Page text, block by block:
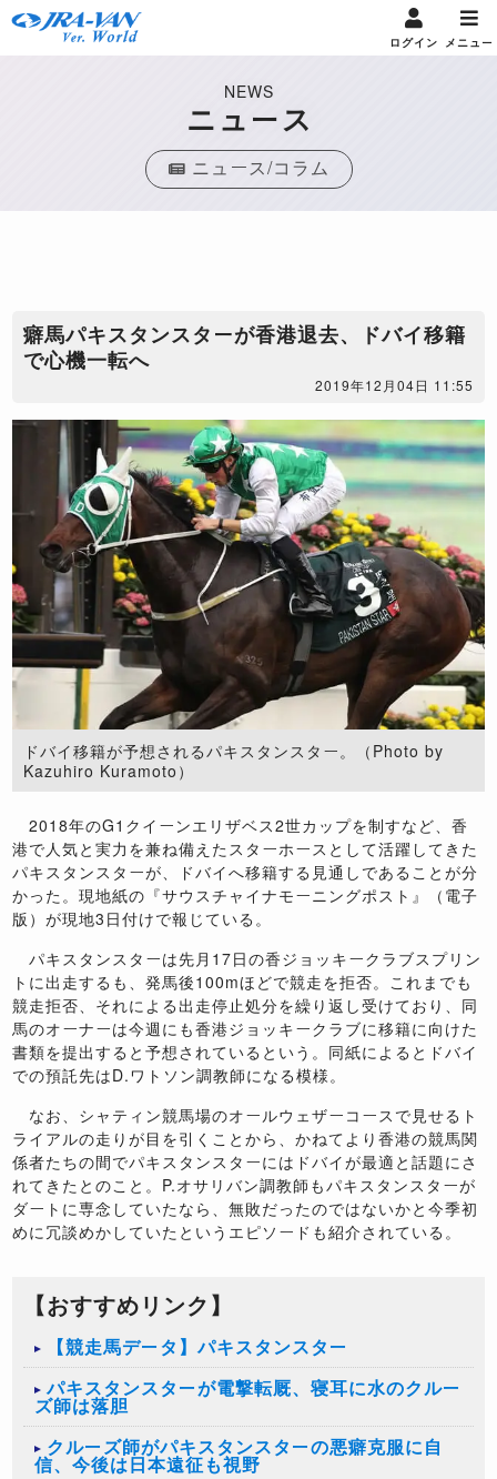
ログイン メニュー
NEWS
ニュース
ニュース/コラム
癖馬パキスタンスターが香港退去、ドバイ移籍
で心機一転へ
2019年12月04日 11:55
ドバイ移籍が予想されるパキスタンスター。（Photo by
Kazuhiro Kuramoto）
2018年のG1クイーンエリザベス2世カップを制すなど、香
港で人気と実力を兼ね備えたスターホースとして活躍してきた
パキスタンスターが、ドバイへ移籍する見通しであることが分
かった。現地紙の『サウスチャイナモーニングポスト』（電子
版）が現地3日付けで報じている。
パキスタンスターは先月17日の香ジョッキークラブスプリン
トに出走するも、発馬後100mほどで競走を拒否。これまでも
競走拒否、それによる出走停止処分を繰り返し受けており、同
馬のオーナーは今週にも香港ジョッキークラブに移籍に向けた
書類を提出すると予想されているという。同紙によるとドバイ
での預託先はD.ワトソン調教師になる模様。
なお、シャティン競馬場のオールウェザーコースで見せるト
ライアルの走りが目を引くことから、かねてより香港の競馬関
係者たちの間でパキスタンスターにはドバイが最適と話題にさ
れてきたとのこと。P.オサリバン調教師もパキスタンスターが
ダートに専念していたなら、無敗だったのではないかと今季初
めに冗談めかしていたというエピソードも紹介されている。
【おすすめリンク】
【競走馬データ】パキスタンスター
パキスタンスターが電撃転厩、寝耳に水のクルー
ズ師は落胆
クルーズ師がパキスタンスターの悪癖克服に自
信、今後は日本遠征も視野